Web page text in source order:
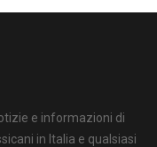
e informazioni di
in Italia e qualsiasi